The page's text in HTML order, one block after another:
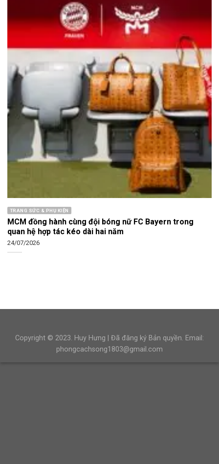
TRANG SỨC & PHỤ KIỆN
MCM đồng hành cùng đội bóng nữ FC Bayern trong
quan hệ hợp tác kéo dài hai năm
24/07/2026
Copyright © 2023. Huy Hưng | Đã đăng ký Bản quyền. Email:
phongcachsong1803@gmail.com